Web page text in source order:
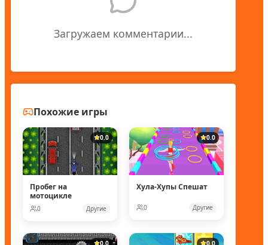
Загружаем комментарии...
Похожие игры
0.0
Пробег на
мотоцикле
0 Другие
0.0
Хула-Хупы Спешат
0 Другие
0.0 0.0